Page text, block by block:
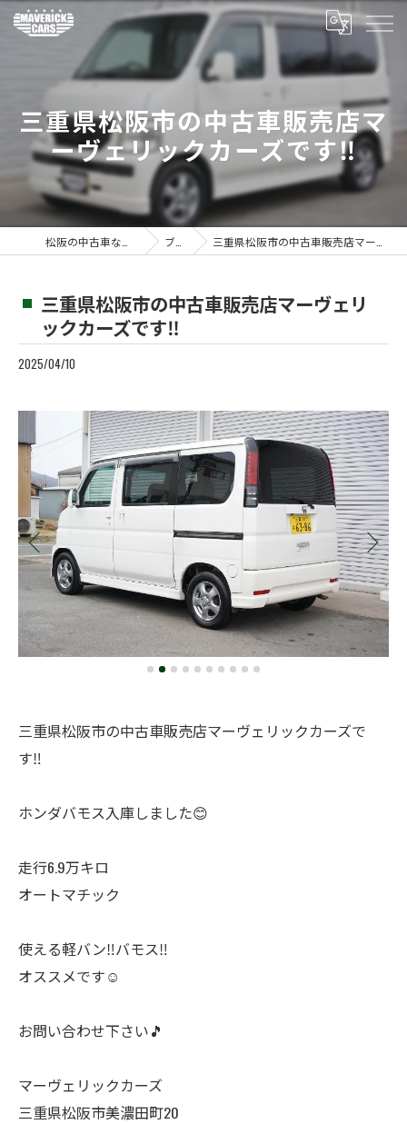
三重県松阪市の中古車販売店マ
ーヴェリックカーズです‼️
ブログ 三重県松阪市の中古車販売店マーヴェリックカーズです‼️
三重県松阪市の中古車販売店マーヴェリ
ックカーズです‼️
2025/04/10
三重県松阪市の中古車販売店マーヴェリックカーズで
す‼️
ホンダバモス入庫しました😊
走行6.9万キロ
オートマチック
使える軽バン‼️バモス‼️
オススメです☺️
お問い合わせ下さい🎵
マーヴェリックカーズ
三重県松阪市美濃田町20